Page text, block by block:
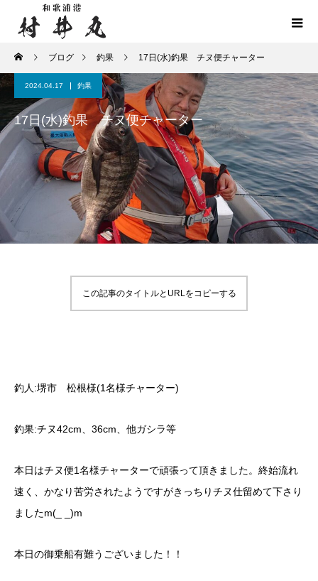
ブログ 釣果 17日(水)釣果 チヌ便チャーター
2024.04.17 釣果
17日(水)釣果 チヌ便チャーター
この記事のタイトルとURLをコピーする
釣人:堺市 松根様(1名様チャーター)
釣果:チヌ42cm、36cm、他ガシラ等
本日はチヌ便1名様チャーターで頑張って頂きました。終始流れ
速く、かなり苦労されたようですがきっちりチヌ仕留めて下さり
ましたm(_ _)m
本日の御乗船有難うございました！！